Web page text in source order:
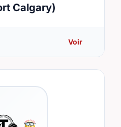
Calgary)
Voir